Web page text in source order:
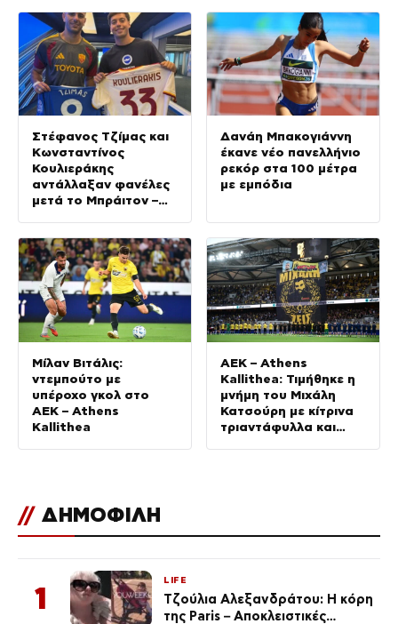
Στέφανος Τζίμας και
Κωνσταντίνος
Κουλιεράκης
αντάλλαξαν φανέλες
μετά το Μπράιτον –
Δανάη Μπακογιάννη
έκανε νέο πανελλήνιο
ρεκόρ στα 100 μέτρα
με εμπόδια
Μίλαν Βιτάλις:
ντεμπούτο με
υπέροχο γκολ στο
ΑΕΚ – Athens
Kallithea
ΑΕΚ – Athens
Kallithea: Τιμήθηκε η
μνήμη του Μιχάλη
Κατσούρη με κίτρινα
τριαντάφυλλα και
// ΔΗΜΟΦΙΛΗ
1
LIFE
Τζούλια Αλεξανδράτου: Η κόρη
της Paris – Αποκλειστικές